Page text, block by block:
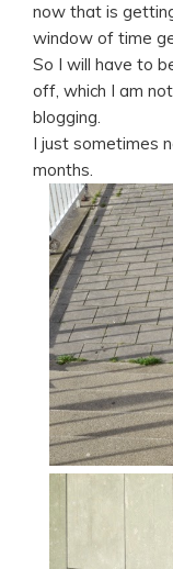
now that is
window of time
So I will have to
off, which I am
blogging.
I just sometimes
months.